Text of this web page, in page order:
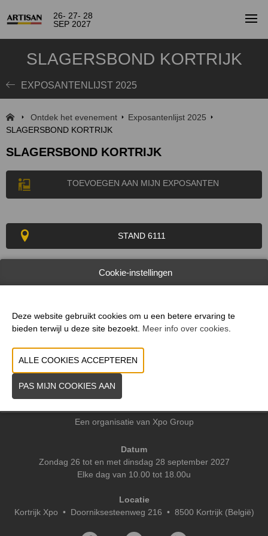
26- 27- 28
SEP 2027
SLAGERSBOND KORTRIJK
EXPOSANTENLIJST 2025
Ontdek het evenement
Exposantenlijst 2025
SLAGERSBOND KORTRIJK
SLAGERSBOND KORTRIJK
TOEVOEGEN AAN MIJN EXPOSANTEN
STAND 6111
Praktische info
Een organisatie van Xpo Group
Datum
Zondag 26 tot en met dinsdag 28 september 2027
Elke dag van 10.00 tot 18.00u
Locatie
Kortrijk Xpo • Doorniksesteenweg 216 • 8500 Kortrijk (België)
Cookie-instellingen
Deze website gebruikt cookies om u een betere ervaring te
bieden terwijl u deze site bezoekt. Meer info over cookies